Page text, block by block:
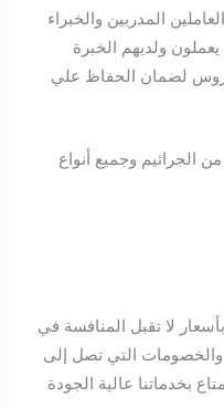
المدربين والخبراء
ولديهم الخبرة
لضمان الحفاظ علي
الجراثيم وجميع أنواع
لا تقبل المنافسة في
والخصومات التي تصل إلى
بخدماتنا عالية الجودة